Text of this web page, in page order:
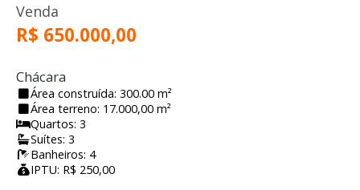
Venda
R$ 650.000,00
Chácara
Área construída: 300.00 m²
Área terreno: 17.000,00 m²
Quartos: 3
Suítes: 3
Banheiros: 4
IPTU: R$ 250,00